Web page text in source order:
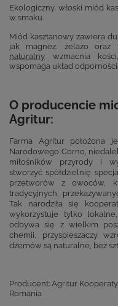
Ekologiczny, włoski miód
w smaku.
Miód kasztanowy zawiera
jak magnez, żelazo
naturalny wzmacnia
wspomaga układ
O producencie
Agritur:
Farma Agritur położona
Narodowego Corno,
miłośników przyrody i
stworzyć spółdzielnię
przetworów z owoców,
tradycyjnych,
Tak narodziła się
wykorzystuje tylko
odbywa się z wielkim
chemii, przyspieszaczy
dżemów są naturalne, bez
Producent: Agritur
Romania